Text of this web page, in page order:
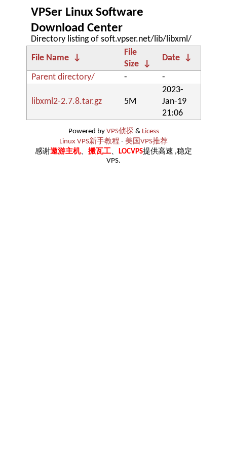
VPSer Linux Software
Download Center
Directory listing of soft.vpser.net/lib/libxml/
File Name
↓
File
Size
↓
Date
↓
Parent directory/
- -
libxml2-2.7.8.tar.gz 5M
2023-
Jan-19
21:06
Powered by VPS侦探 & Licess
Linux VPS新手教程 - 美国VPS推荐
感谢遨游主机、 搬瓦工、 LOCVPS提供高速 ,稳定
VPS.